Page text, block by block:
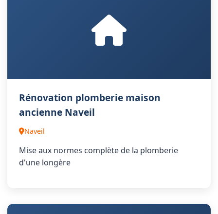
Rénovation plomberie maison
ancienne Naveil
Naveil
Mise aux normes complète de la plomberie
d'une longère